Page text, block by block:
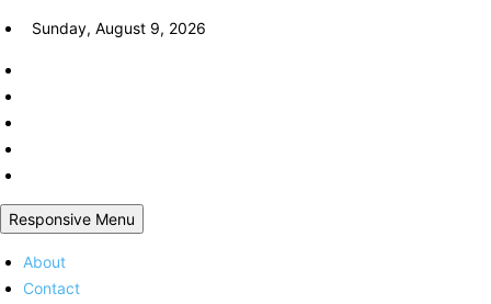
Skip
content
Sunday, August 9, 2026
Responsive Menu
About
Contact